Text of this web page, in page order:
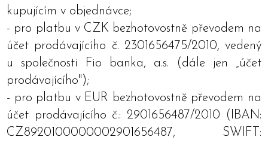
kupujícím v objednávce;
- pro platbu v CZK bezhotovostně převodem na
účet prodávajícího č. 2301656475/2010, vedený
u společnosti Fio banka, a.s. (dále jen „účet
prodávajícího");
- pro platbu v EUR bezhotovostně převodem na
účet prodávajícího č.: 2901656487/2010 (IBAN:
CZ8920100000002901656487, SWIFT: